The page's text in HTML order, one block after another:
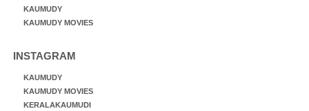
KAUMUDY
KAUMUDY MOVIES
INSTAGRAM
KAUMUDY
KAUMUDY MOVIES
KERALAKAUMUDI